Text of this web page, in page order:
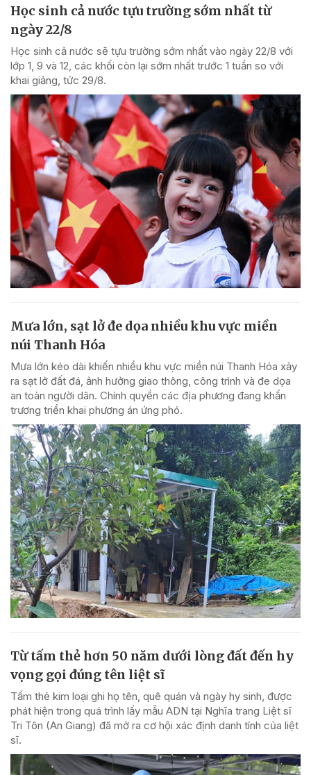
Học sinh cả nước tựu trường sớm nhất từ
ngày 22/8
Học sinh cả nước sẽ tựu trường sớm nhất vào ngày 22/8 với
lớp 1, 9 và 12, các khối còn lại sớm nhất trước 1 tuần so với
khai giảng, tức 29/8.
Mưa lớn, sạt lở đe dọa nhiều khu vực miền
núi Thanh Hóa
Mưa lớn kéo dài khiến nhiều khu vực miền núi Thanh Hóa xảy
ra sạt lở đất đá, ảnh hưởng giao thông, công trình và đe dọa
an toàn người dân. Chính quyền các địa phương đang khẩn
trương triển khai phương án ứng phó.
Từ tấm thẻ hơn 50 năm dưới lòng đất đến hy
vọng gọi đúng tên liệt sĩ
Tấm thẻ kim loại ghi họ tên, quê quán và ngày hy sinh, được
phát hiện trong quá trình lấy mẫu ADN tại Nghĩa trang Liệt sĩ
Tri Tôn (An Giang) đã mở ra cơ hội xác định danh tính của liệt
sĩ.